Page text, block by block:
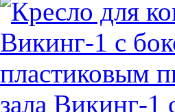
зала Викинг-